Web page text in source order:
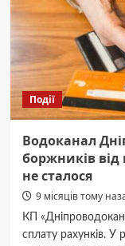
мариновані
помідори
на
зиму
Події
Водоканал
боржників
не сталося
9 місяців тому
КП
сплату рахунків. У